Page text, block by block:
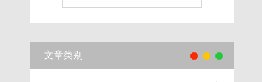
文章类别